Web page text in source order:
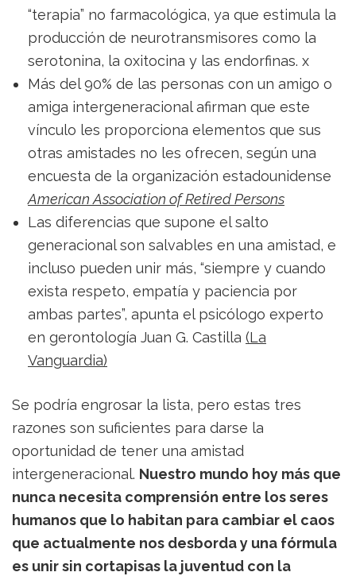
“terapia” no farmacológica, ya que estimula la
producción de neurotransmisores como la
serotonina, la oxitocina y las endorfinas. x
Más del 90% de las personas con un amigo o
amiga intergeneracional afirman que este
vínculo les proporciona elementos que sus
otras amistades no les ofrecen, según una
encuesta de la organización estadounidense
American Association of Retired Persons
Las diferencias que supone el salto
generacional son salvables en una amistad, e
incluso pueden unir más, “siempre y cuando
exista respeto, empatía y paciencia por
ambas partes”, apunta el psicólogo experto
en gerontología Juan G. Castilla (La
Vanguardia)
Se podría engrosar la lista, pero estas tres
razones son suficientes para darse la
oportunidad de tener una amistad
intergeneracional. Nuestro mundo hoy más que
nunca necesita comprensión entre los seres
humanos que lo habitan para cambiar el caos
que actualmente nos desborda y una fórmula
es unir sin cortapisas la juventud con la